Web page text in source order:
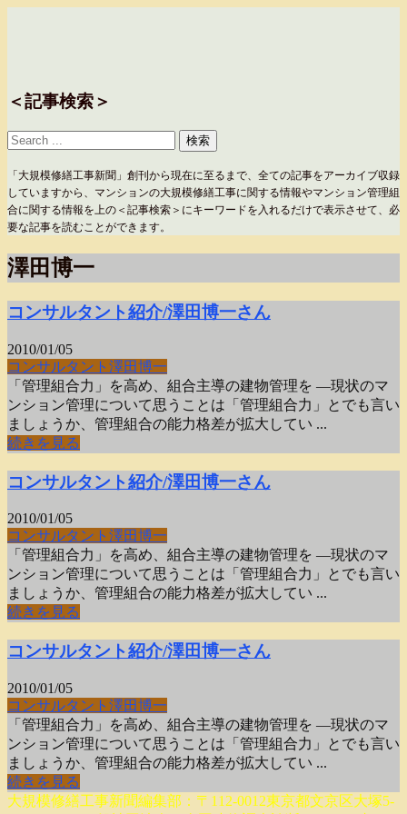
＜記事検索＞
「大規模修繕工事新聞」創刊から現在に至るまで、全ての記事をアーカイブ収録
していますから、マンションの大規模修繕工事に関する情報やマンション管理組
合に関する情報を上の＜記事検索＞にキーワードを入れるだけで表示させて、必
要な記事を読むことができます。
澤田博一
コンサルタント紹介/澤田博一さん
2010/01/05
コンサルタント 澤田博一
「管理組合力」を高め、組合主導の建物管理を —現状のマ
ンション管理について思うことは「管理組合力」とでも言い
ましょうか、管理組合の能力格差が拡大してい ...
続きを見る
コンサルタント紹介/澤田博一さん
2010/01/05
コンサルタント 澤田博一
「管理組合力」を高め、組合主導の建物管理を —現状のマ
ンション管理について思うことは「管理組合力」とでも言い
ましょうか、管理組合の能力格差が拡大してい ...
続きを見る
コンサルタント紹介/澤田博一さん
2010/01/05
コンサルタント 澤田博一
「管理組合力」を高め、組合主導の建物管理を —現状のマ
ンション管理について思うことは「管理組合力」とでも言い
ましょうか、管理組合の能力格差が拡大してい ...
続きを見る
大規模修繕工事新聞編集部：〒112-0012東京都文京区大塚5-